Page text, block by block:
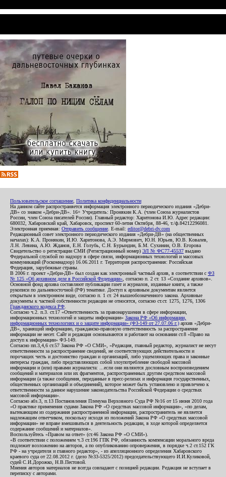
Пользовательское соглашение Политика конфиденциальности
На данном сайте распространяется информация электронного периодического издания «Дебри-
ДВ» со знаком «Дебри-ДВ». 16+ Учредитель: Пронякин К.А. (член Союза журналистов
России, член Союза писателей России). Главный редактор: Харитонова И.Ю. Адрес редакции:
680032, Хабаровский край, Хабаровск, проспект 60-летия Октября, 88-46, т./ф.84212296081.
Электронная приемная: Отправить сообщение . E-mail: editor@debri-dv.com
Редакционный совет электронного периодического издания «Дебри-ДВ» (на общественных
началах): К.А. Пронякин, И.Ю. Харитонова, А.Э. Мирмович, Ю.Н. Юрьев, Ю.В. Ковалев,
Л.Н. Левина, А.Ю. Жданов, Е.Н. Голубь, С.Н. Бурындин, Б.М. Сухинин, О.В. Егорова
Свидетельство о регистрации СМИ (Регистрационный номер) ЭЛ № ФС77-45537 выдано
Федеральной службой по надзору в сфере связи, информационных технологий и массовых
коммуникаций (Роскомнадзор) 16.06.2011 г. Территория распространения: Российская
Федерация, зарубежные страны.
В 2006 г. проект «Дебри-ДВ» был создан как электронный частный архив, в соответствии с ФЗ
№ 125 «Об архивном деле в Российской Федерации» , согласно п. 2 ст. 13 «Создание архивов».
Основной фонд архива составляют публикации газет и журналов, изданные книги, а также
рукописи по дальневосточной (РФ) тематике. Доступ к архивным документам является
открытым в электронном виде, согласно п. 1 ст. 24 вышеобозначенного закона. Архивные
документы к частной собственности редакции не относятся, согласно ст.ст. 1275, 1276, 1306
Гражданского кодекса РФ
Согласно ч.2. п.3. ст.17 «Ответственность за правонарушения в сфере информации,
информационных технологий и защиты информации» Закона РФ «Об информации,
информационных технологиях и о защите информации» (ФЗ-149 от 27.07.06 г.) архив «Дебри-
ДВ», хранящий информацию, гражданско-правовую ответственность за распространение
информации не несет. Сайт и редакция основываются и работают на основании ст.8 «Право на
доступ к информации» ФЗ-149.
Согласно пп.3,4,6 ст.57 Закона РФ «О СМИ», «Редакция, главный редактор, журналист не несут
ответственности за распространение сведений, не соответствующих действительности и
порочащих честь и достоинство граждан и организаций, либо ущемляющих права и законные
интересы граждан, либо представляющих собой злоупотребление свободой массовой
информации и (или) правами журналиста: ...если они являются дословным воспроизведением
сообщений и материалов или их фрагментов, распространенных другим средством массовой
информации (а также сообщения, переданные в пресс-релизах и информация государственных,
общественных организаций и объединений), которое может быть установлено и привлечено к
ответственности за данное нарушение законодательства Российской Федерации о средствах
массовой информации».
Согласно абз.3, п.13 Постановления Пленума Верховного Суда РФ №16 от 15 июня 2010 года
«О практике применения судами Закона РФ «О средствах массовой информации», «по делам,
вытекающим из содержания распространенной информации, распространитель не является
надлежащим ответчиком, поскольку исходя из положений Закона РФ «О средствах массовой
информации» не вправе вмешиваться в деятельность редакции, в ходе которой определяется
содержание сообщений и материалов».
Воспользуйтесь «Правом на ответ» (ст.46 Закона РФ «О СМИ»).
«В соответствии с положением ч.3 ст.196 ГПК РФ, обязанность компенсации морального вреда
подлежит возложению на авторов, а по опубликованию опровержения, в порядке ч.2 ст.152 ГК
РФ - на учредителя и главного редактор», - из апелляционного определения Хабаровского
краевого суда от 22.08.2012 г. (дело №33-5325/2012) председательствующего И.И.Куликовой,
судей С.И.Дорожко, Н.В.Пестовой.
Мнения авторов материалов не всегда совпадают с позицией редакции. Редакция не вступает в
переписку с авторами.